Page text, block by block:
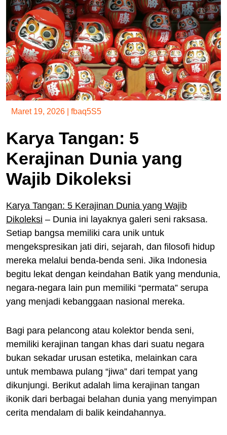
Maret 19, 2026 fbaq5S5
Karya Tangan: 5
Kerajinan Dunia yang
Wajib Dikoleksi
Karya Tangan: 5 Kerajinan Dunia yang Wajib
Dikoleksi – Dunia ini layaknya galeri seni raksasa.
Setiap bangsa memiliki cara unik untuk
mengekspresikan jati diri, sejarah, dan filosofi hidup
mereka melalui benda-benda seni. Jika Indonesia
begitu lekat dengan keindahan Batik yang mendunia,
negara-negara lain pun memiliki “permata” serupa
yang menjadi kebanggaan nasional mereka.
Bagi para pelancong atau kolektor benda seni,
memiliki kerajinan tangan khas dari suatu negara
bukan sekadar urusan estetika, melainkan cara
untuk membawa pulang “jiwa” dari tempat yang
dikunjungi. Berikut adalah lima kerajinan tangan
ikonik dari berbagai belahan dunia yang menyimpan
cerita mendalam di balik keindahannya.